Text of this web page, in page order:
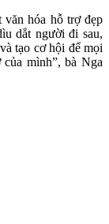
văn hóa hỗ trợ đẹp
dắt người đi sau,
tạo cơ hội để mọi
mình”, bà Nga